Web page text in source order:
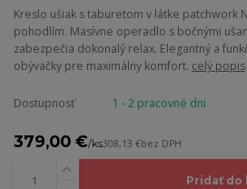
Kreslo ušiak s taburetom v látke patchwork
pohodlím. Masívne operadlo s bočnými
zabezpečia dokonalý relax. Elegantný a
obývačky pre maximálny komfort. celý popis
Dostupnosť 1 - 2 pracovné dni
379,00 €/ks308,13 €bez DPH
Pridať do